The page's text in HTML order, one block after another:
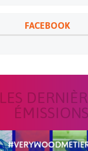
FACEBOOK
LES
ÉMISSIONS